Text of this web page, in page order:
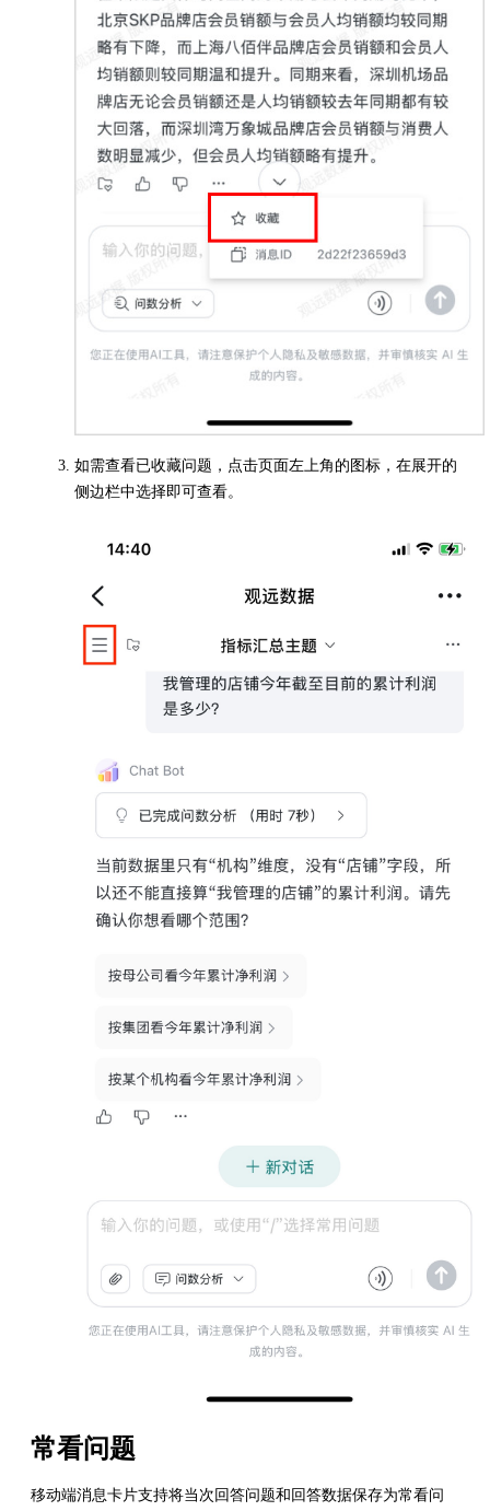
如需查看已收藏问题，点击页面左上角的图标，在展开的
侧边栏中选择即可查看。
常看问题
移动端消息卡片支持将当次回答问题和回答数据保存为常看问